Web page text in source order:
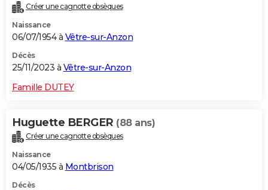
Créer une cagnotte obsèques
Naissance
06/07/1954 à Vêtre-sur-Anzon
Décès
25/11/2023 à Vêtre-sur-Anzon
Famille DUTEY
Huguette BERGER (88 ans)
Créer une cagnotte obsèques
Naissance
04/05/1935 à Montbrison
Décès